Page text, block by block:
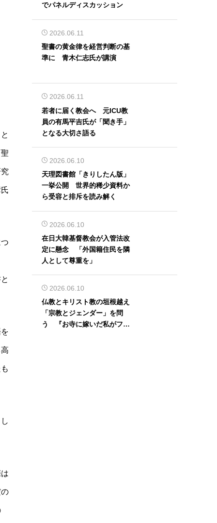
でパネルディスカッション
2026.06.11
聖書の黄金律を経営判断の基
準に 青木仁志氏が講演
2026.06.11
若者に届く教会へ 元ICU教
員の有馬平吉氏が「聞き手」
となる大切さ語る
2026.06.10
天理図書館「きりしたん版」
一挙公開 世界的稀少資料か
ら受容と排斥を読み解く
2026.06.10
在日大韓基督教会が入管法改
定に懸念 「外国籍住民を隣
人として尊重を」
2026.06.10
仏教とキリスト教の垣根越え
「宗教とジェンダー」を問
う 『お寺に嫁いだ私がフェ